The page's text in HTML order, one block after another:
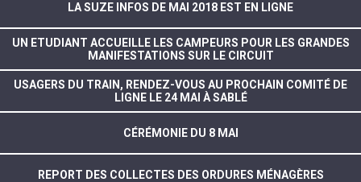
LA SUZE INFOS DE MAI 2018 EST EN LIGNE
UN ETUDIANT ACCUEILLE LES CAMPEURS POUR LES GRANDES
MANIFESTATIONS SUR LE CIRCUIT
USAGERS DU TRAIN, RENDEZ-VOUS AU PROCHAIN COMITÉ DE
LIGNE LE 24 MAI À SABLÉ
CÉRÉMONIE DU 8 MAI
REPORT DES COLLECTES DES ORDURES MÉNAGÈRES